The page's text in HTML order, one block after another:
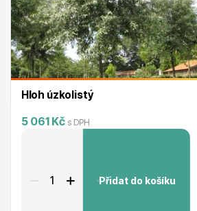
Popínavé rostliny
Hloh úzkolistý
5 061 Kč s DPH
Přidat do košíku